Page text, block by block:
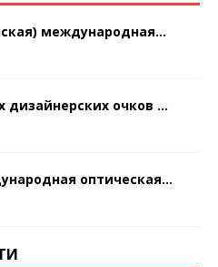
международная...
дизайнерских очков ...
оптическая...